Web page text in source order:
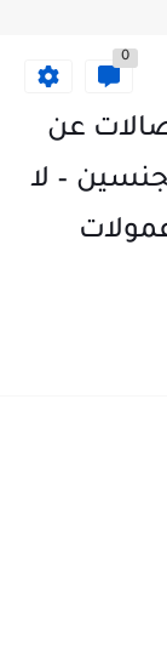
0
عن
كلا الجنسين – لا